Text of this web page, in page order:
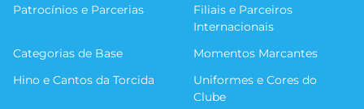
Patrocínios e Parcerias
Filiais e Parceiros
Internacionais
Categorias de Base
Momentos Marcantes
Hino e Cantos da Torcida
Uniformes e Cores do
Clube